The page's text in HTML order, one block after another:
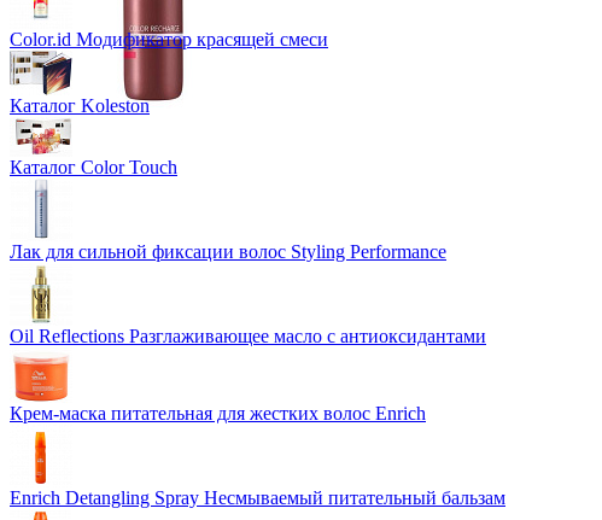
Color.id Модификатор красящей смеси
Каталог Koleston
Каталог Color Touch
Лак для сильной фиксации волос Styling Performance
Oil Reflections Разглаживающее масло с антиоксидантами
Крем-маска питательная для жестких волос Enrich
Enrich Detangling Spray Несмываемый питательный бальзам